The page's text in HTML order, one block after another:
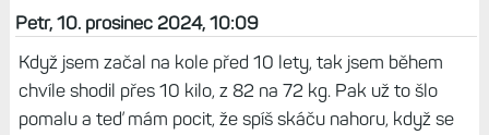
Petr, 10. prosinec 2024, 10:09
Když jsem začal na kole před 10 lety, tak jsem během
chvíle shodil přes 10 kilo, z 82 na 72 kg. Pak už to šlo
pomalu a teď mám pocit, že spíš skáču nahoru, když se